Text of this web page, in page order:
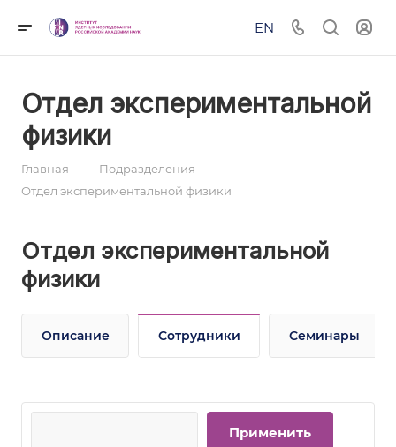
EN
Отдел экспериментальной
физики
Главная — Подразделения —
Отдел экспериментальной физики
Отдел экспериментальной
физики
Описание Сотрудники Семинары